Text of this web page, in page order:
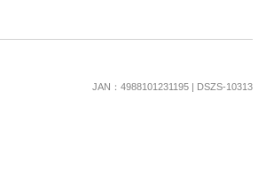
JAN：4988101231195 | DSZS-10313